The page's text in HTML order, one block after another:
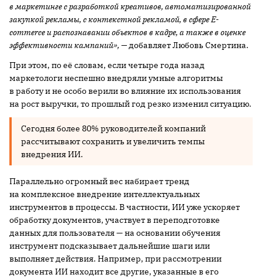
в маркетинге с разработкой креативов, автоматизированной
закупкой рекламы, с контекстной рекламой, в сфере E-
commerce и распознавании объектов в кадре, а также в оценке
эффективности кампаний», — добавляет Любовь Смертина.
При этом, по её словам, если четыре года назад
маркетологи неспешно внедряли умные алгоритмы
в работу и не особо верили во влияние их использования
на рост выручки, то прошлый год резко изменил ситуацию.
Сегодня более 80% руководителей компаний
рассчитывают сохранить и увеличить темпы
внедрения ИИ.
Параллельно огромный вес набирает тренд
на комплексное внедрение интеллектуальных
инструментов в процессы. В частности, ИИ уже ускоряет
обработку документов, участвует в переподготовке
данных для пользователя — на основании обучения
инструмент подсказывает дальнейшие шаги или
выполняет действия. Например, при рассмотрении
документа ИИ находит все другие, указанные в его